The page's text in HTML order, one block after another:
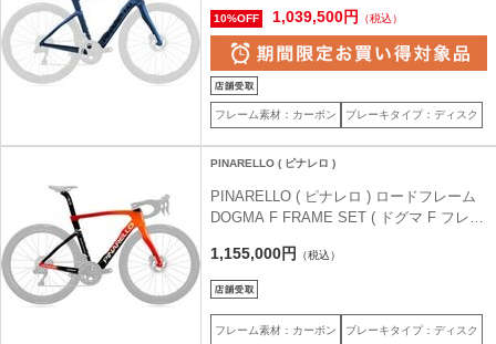
ムセット ) G112 Luxter Blue ( ルクスター
ブルー ) 51.5（身長目安170cm前後）
10%OFF 1,039,500円 （税込）
フレーム素材：カーボン ブレーキタイプ：ディスク
PINARELLO ( ピナレロ )
PINARELLO ( ピナレロ ) ロードフレーム
DOGMA F FRAME SET ( ドグマ F フレー
ィア ) 43 (身長目安155cm前後)
1,155,000円 （税込）
フレーム素材：カーボン ブレーキタイプ：ディスク